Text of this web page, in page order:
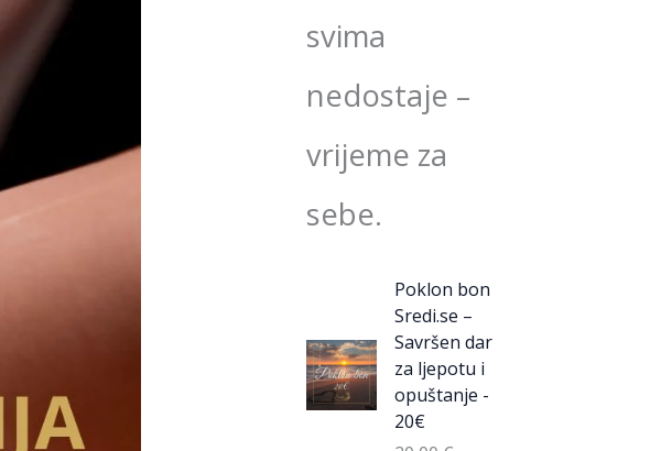
svima
nedostaje –
vrijeme za
sebe.
Poklon bon
Sredi.se –
Savršen dar
za ljepotu i
opuštanje -
20€